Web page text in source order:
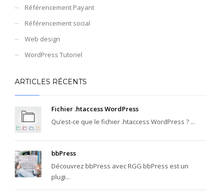
Référencement Payant
Référencement social
Web design
WordPress Tutoriel
ARTICLES RÉCENTS
Fichier .htaccess WordPress
Qu’est-ce que le fichier .htaccess WordPress ? ...
bbPress
Découvrez bbPress avec RGG bbPress est un
plugi...